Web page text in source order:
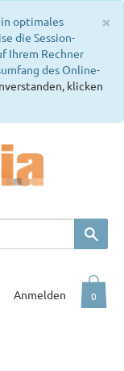
×
optimales
die Session-
Ihrem Rechner
des Online-
klicken
0
Anmelden